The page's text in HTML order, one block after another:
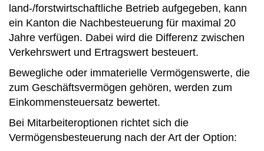
land-/forstwirtschaftliche Betrieb aufgegeben, kann
ein Kanton die Nachbesteuerung für maximal 20
Jahre verfügen. Dabei wird die Differenz zwischen
Verkehrswert und Ertragswert besteuert.
Bewegliche oder immaterielle Vermögenswerte, die
zum Geschäftsvermögen gehören, werden zum
Einkommensteuersatz bewertet.
Bei Mitarbeiteroptionen richtet sich die
Vermögensbesteuerung nach der Art der Option: